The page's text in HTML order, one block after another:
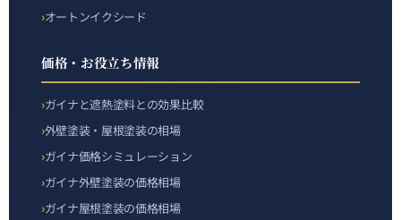
オートンイクシード
価格・お役立ち情報
ガイナと遮熱塗料との効果比較
外壁塗装・屋根塗装の相場
ガイナ価格シミュレーション
ガイナ外壁塗装の価格相場
ガイナ屋根塗装の価格相場